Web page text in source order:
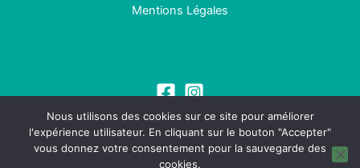
Mentions Légales
Nous utilisons des cookies sur ce site pour améliorer
l'expérience utilisateur. En cliquant sur le bouton "Accepter"
vous donnez votre consentement pour la sauvegarde des
cookies.